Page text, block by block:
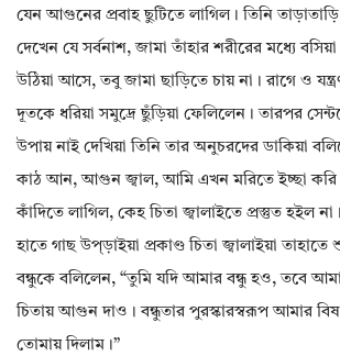
যেন আগুনের প্রবাহ ছুটিতে লাগিল। তিনি তাড়াতাড়ি
দেখেন যে সর্বনাশ, জামা তাঁহার শরীরের মধ্যে
উঠিয়া আসে, তবু জামা ছাড়িতে চায় না। রাগে ও
দূতকে ধরিয়া সমুদ্রে ছুঁড়িয়া ফেলিলেন। তারপর
উপায় নাই দেখিয়া তিনি তার অনুচরদের ডাকিয়া
কাঠ আন, আগুন জ্বাল, আমি এখন মরিতে ইচ্ছা
কাঁদিতে লাগিল, কেহ চিতা জ্বালাইতে প্রস্তুত হইল
হাতে গাছ উপ্‌ড়াইয়া প্রকাণ্ড চিতা জ্বালাইয়া
বন্ধুকে বলিলেন, “তুমি যদি আমার বন্ধু হও, তবে
চিতায় আগুন দাও। বন্ধুতার পুরস্কারস্বরূপ আমার
তোমায় দিলাম।”